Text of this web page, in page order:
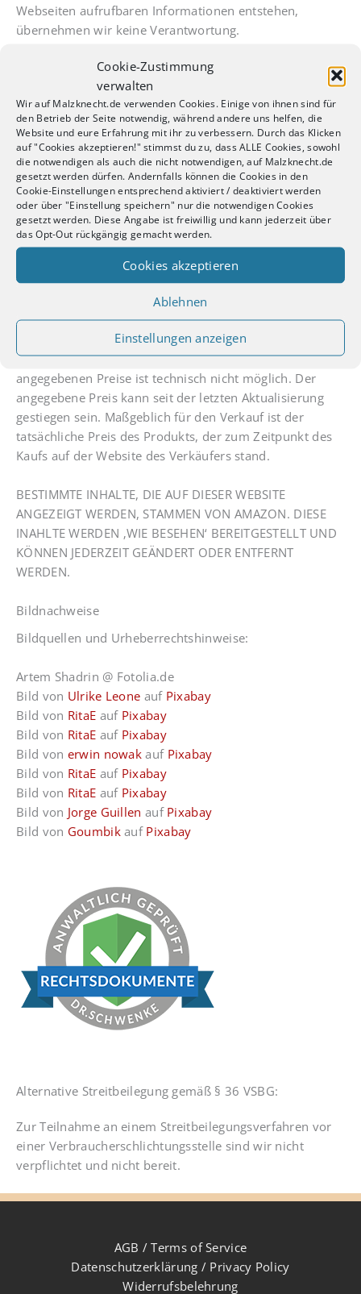
Cookie-Zustimmung
verwalten
Wir auf Malzknecht.de verwenden Cookies. Einige von ihnen sind für
den Betrieb der Seite notwendig, während andere uns helfen, die
Website und eure Erfahrung mit ihr zu verbessern. Durch das Klicken
auf "Cookies akzeptieren!" stimmst du zu, dass ALLE Cookies, sowohl
die notwendigen als auch die nicht notwendigen, auf Malzknecht.de
gesetzt werden dürfen. Andernfalls können die Cookies in den
Cookie-Einstellungen entsprechend aktiviert / deaktiviert werden
oder über "Einstellung speichern" nur die notwendigen Cookies
gesetzt werden. Diese Angabe ist freiwillig und kann jederzeit über
das Opt-Out rückgängig gemacht werden.
Cookies akzeptieren
Ablehnen
Einstellungen anzeigen
Webseiten aufrufbaren Informationen entstehen,
übernehmen wir keine Verantwortung.
Urheberrechte und Markenrechte: Alle auf dieser
Website dargestellten Inhalte, wie Texte, Fotografien,
Grafiken, Marken und Warenzeichen sind durch die
jeweiligen Schutzrechte (Urheberrechte, Markenrechte)
geschützt. Die Verwendung, Vervielfältigung usw.
unterliegen unseren Rechten oder den Rechten der
jeweiligen Urheber bzw. Rechteinhaber.
Hinweise auf Rechtsverstöße: Sollten Sie innerhalb
unseres Internetauftritts Rechtsverstöße bemerken,
bitten wir Sie uns auf diese hinzuweisen. Wir werden
rechtswidrige Inhalte und Links nach Kenntnisnahme
Haftungsausschluss für Preise: Eine Echtzeit-
Aktualisierung der auf dieser Webseite vorstehend
angegebenen Preise ist technisch nicht möglich. Der
angegebene Preis kann seit der letzten Aktualisierung
gestiegen sein. Maßgeblich für den Verkauf ist der
tatsächliche Preis des Produkts, der zum Zeitpunkt des
Kaufs auf der Website des Verkäufers stand.
BESTIMMTE INHALTE, DIE AUF DIESER WEBSITE
ANGEZEIGT WERDEN, STAMMEN VON AMAZON. DIESE
INAHLTE WERDEN ‚WIE BESEHEN‘ BEREITGESTELLT UND
KÖNNEN JEDERZEIT GEÄNDERT ODER ENTFERNT
WERDEN.
Bildnachweise
Bildquellen und Urheberrechtshinweise:
Artem Shadrin @ Fotolia.de
Bild von Ulrike Leone auf Pixabay
Bild von RitaE auf Pixabay
Bild von RitaE auf Pixabay
Bild von erwin nowak auf Pixabay
Bild von RitaE auf Pixabay
Bild von RitaE auf Pixabay
Bild von Jorge Guillen auf Pixabay
Bild von Goumbikauf Pixabay
Alternative Streitbeilegung gemäß § 36 VSBG:
Zur Teilnahme an einem Streitbeilegungsverfahren vor
einer Verbraucherschlichtungsstelle sind wir nicht
verpflichtet und nicht bereit.
AGB / Terms of Service
Datenschutzerklärung / Privacy Policy
Widerrufsbelehrung